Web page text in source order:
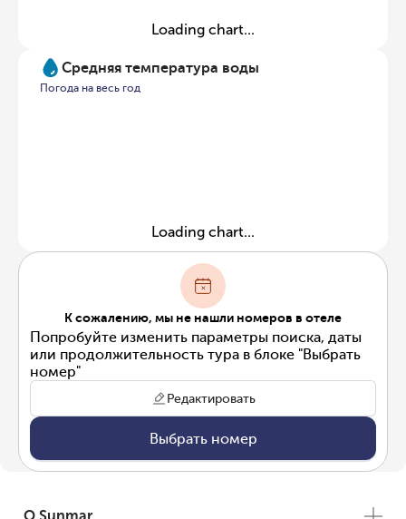
Loading chart...
Средняя температура воды
Погода на весь год
Loading chart...
К сожалению, мы не нашли номеров в отеле
Попробуйте изменить параметры поиска, даты
или продолжительность тура в блоке "Выбрать
номер"
Редактировать
Выбрать номер